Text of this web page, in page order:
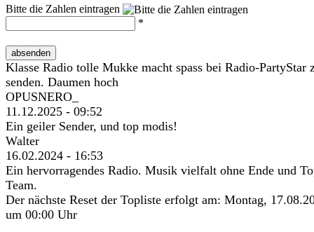
Bitte die Zahlen eintragen
*
absenden
Klasse Radio tolle Mukke macht spass bei Radio-PartyStar
senden. Daumen hoch
OPUSNERO_
11.12.2025 - 09:52
Ein geiler Sender, und top modis!
Walter
16.02.2024 - 16:53
Ein hervorragendes Radio. Musik vielfalt ohne Ende und
Team.
Der nächste Reset der Topliste erfolgt am: Montag,
um 00:00 Uhr